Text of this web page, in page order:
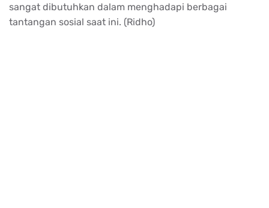
sangat dibutuhkan dalam menghadapi berbagai
tantangan sosial saat ini. (Ridho)